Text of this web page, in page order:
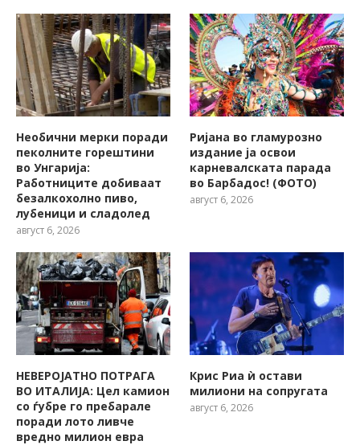
Необични мерки поради
пеколните горештини
во Унгарија:
Работниците добиваат
безалкохолно пиво,
лубеници и сладолед
август 6, 2026
Ријана во гламурозно
издание ја освои
карневалската парада
во Барбадос! (ФОТО)
август 6, 2026
НЕВЕРОЈАТНО ПОТРАГА
ВО ИТАЛИЈА: Цел камион
со ѓубре го пребарале
поради лото ливче
вредно милион евра
Крис Риа ѝ остави
милиони на сопругата
август 6, 2026